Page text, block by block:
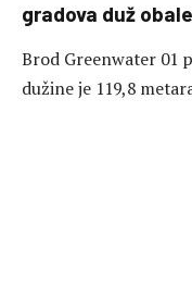
gradova duž
Brod Greenwater 01
dužine je 119,8